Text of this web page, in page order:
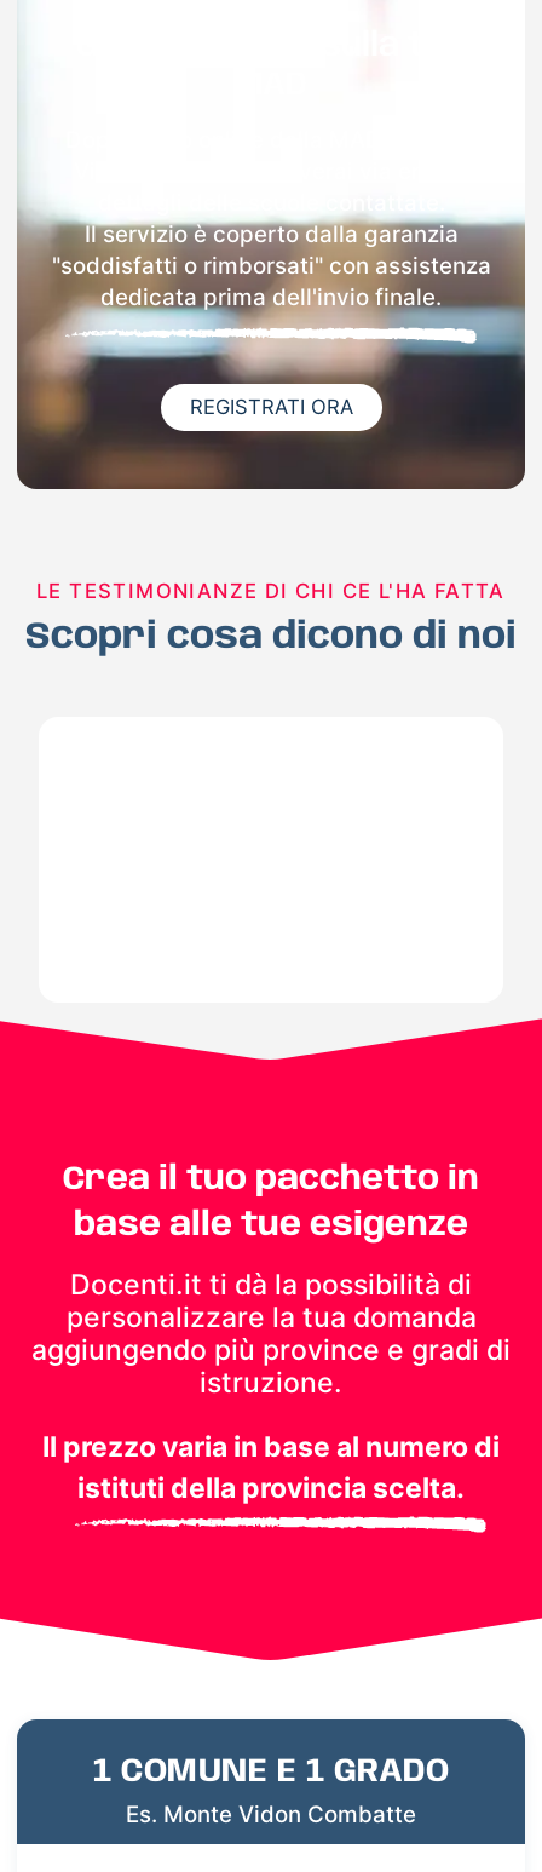
Il servizio è coperto dalla garanzia
"soddisfatti o rimborsati" con assistenza
dedicata prima dell'invio finale.
REGISTRATI ORA
LE TESTIMONIANZE DI CHI CE L'HA FATTA
Scopri cosa dicono di noi
Crea il tuo pacchetto in
base alle tue esigenze
Docenti.it ti dà la possibilità di
personalizzare la tua domanda
aggiungendo più province e gradi di
istruzione.
Il prezzo varia in base al numero di
istituti della provincia scelta.
1 COMUNE E 1 GRADO
Es. Monte Vidon Combatte